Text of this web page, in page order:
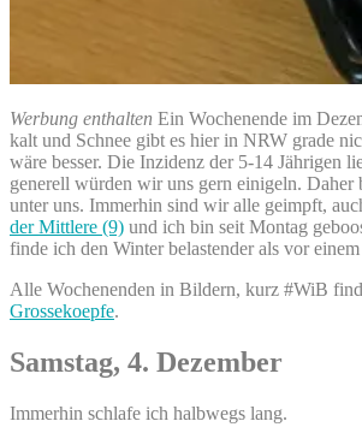
Werbung enthalten Ein Wochenende im
kalt und Schnee gibt es hier in NRW grade
wäre besser. Die Inzidenz der 5-14 Jährigen
generell würden wir uns gern einigeln.
unter uns. Immerhin sind wir alle geimpft,
der Mittlere (9) und ich bin seit Montag
finde ich den Winter belastender als vor einem
Alle Wochenenden in Bildern, kurz #WiB
Grossekoepfe.
Samstag, 4. Dezember
Immerhin schlafe ich halbwegs lang.